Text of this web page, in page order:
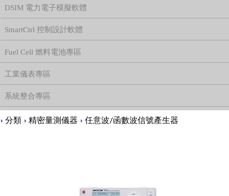
DSIM 電力電子模擬軟體
SmartCtrl 控制設計軟體
Fuel Cell 燃料電池專區
工業儀表專區
系統整合專區
Content
分類 精密量測儀器 任意波/函數波信號產生器